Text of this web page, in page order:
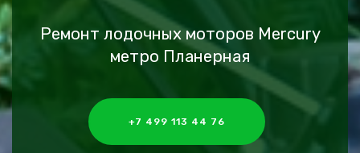
Ремонт лодочных моторов Mercury
метро Планерная
+7 499 113 44 76